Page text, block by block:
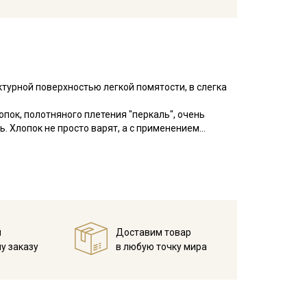
поверхностью легкой помятости, в слегка
полотняного плетения "перкаль", очень
Хлопок не просто варят, а с применением
слой, для придания мягкости и
отрез при температуре дальнейших стирок,
заказу
Доставим товар
в любую точку мира